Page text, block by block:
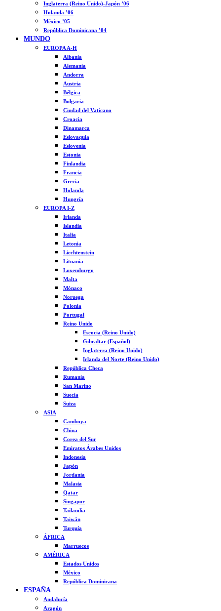
Inglaterra (Reino Unido)-Japón ’06
Holanda ’06
México ’05
República Dominicana ’04
MUNDO
EUROPA A-H
Albania
Alemania
Andorra
Austria
Bélgica
Bulgaria
Ciudad del Vaticano
Croacia
Dinamarca
Eslovaquia
Eslovenia
Estonia
Finlandia
Francia
Grecia
Holanda
Hungría
EUROPA I-Z
Irlanda
Islandia
Italia
Letonia
Liechtenstein
Lituania
Luxemburgo
Malta
Mónaco
Noruega
Polonia
Portugal
Reino Unido
Escocia (Reino Unido)
Gibraltar (Español)
Inglaterra (Reino Unido)
Irlanda del Norte (Reino Unido)
República Checa
Rumanía
San Marino
Suecia
Suiza
ASIA
Camboya
China
Corea del Sur
Emiratos Árabes Unidos
Indonesia
Japón
Jordania
Malasia
Qatar
Singapur
Tailandia
Taiwán
Turquía
ÁFRICA
Marruecos
AMÉRICA
Estados Unidos
México
República Dominicana
ESPAÑA
Andalucía
Aragón